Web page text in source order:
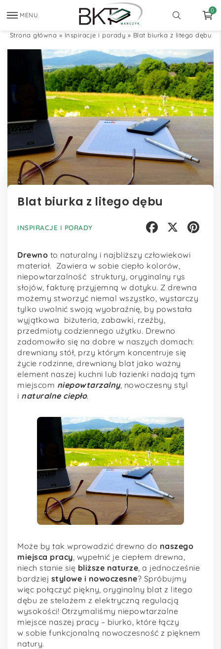
MENU
0
Strona główna » Inspiracje i porady » Blat biurka z litego dębu
Blat biurka z litego dębu
INSPIRACJE I PORADY
Drewno to naturalny i najbliższy człowiekowi
materiał. Zawiera w sobie ciepło kolorów,
niepowtarzalność struktury, oryginalny rys
słojów, fakturę przyjemną w dotyku. Z drewna
możemy stworzyć niemal wszystko, wystarczy
tylko uwolnić swoją wyobraźnię, by powstała
wyjątkowa biżuteria, zabawki, rzeźby,
przedmioty codziennego użytku. Drewno
zadomowiło się na dobre w naszych domach:
drewniany stół, przy którym koncentruje się
życie rodzinne, drewniany blat jako ważny
element naszej kuchni lub łazienki nadają tym
miejscom niepowtarzalny, nowoczesny styl
i naturalne ciepło.
Może by tak wprowadzić drewno do naszego
miejsca pracy , wypełnić je ciepłem drewna,
niech stanie się bliższe naturze , a jednocześnie
bardziej stylowe i nowoczesne? Spróbujmy
więc połączyć piękny, oryginalny blat z litego
dębu ze stelażem z elektryczną regulacją
wysokości! Otrzymaliśmy niepowtarzalne
miejsce naszej pracy – biurko, które łączy
w sobie funkcjonalną nowoczesność z pięknem
natury.